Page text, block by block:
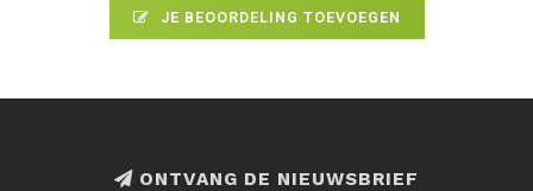
JE BEOORDELING TOEVOEGEN
ONTVANG DE NIEUWSBRIEF